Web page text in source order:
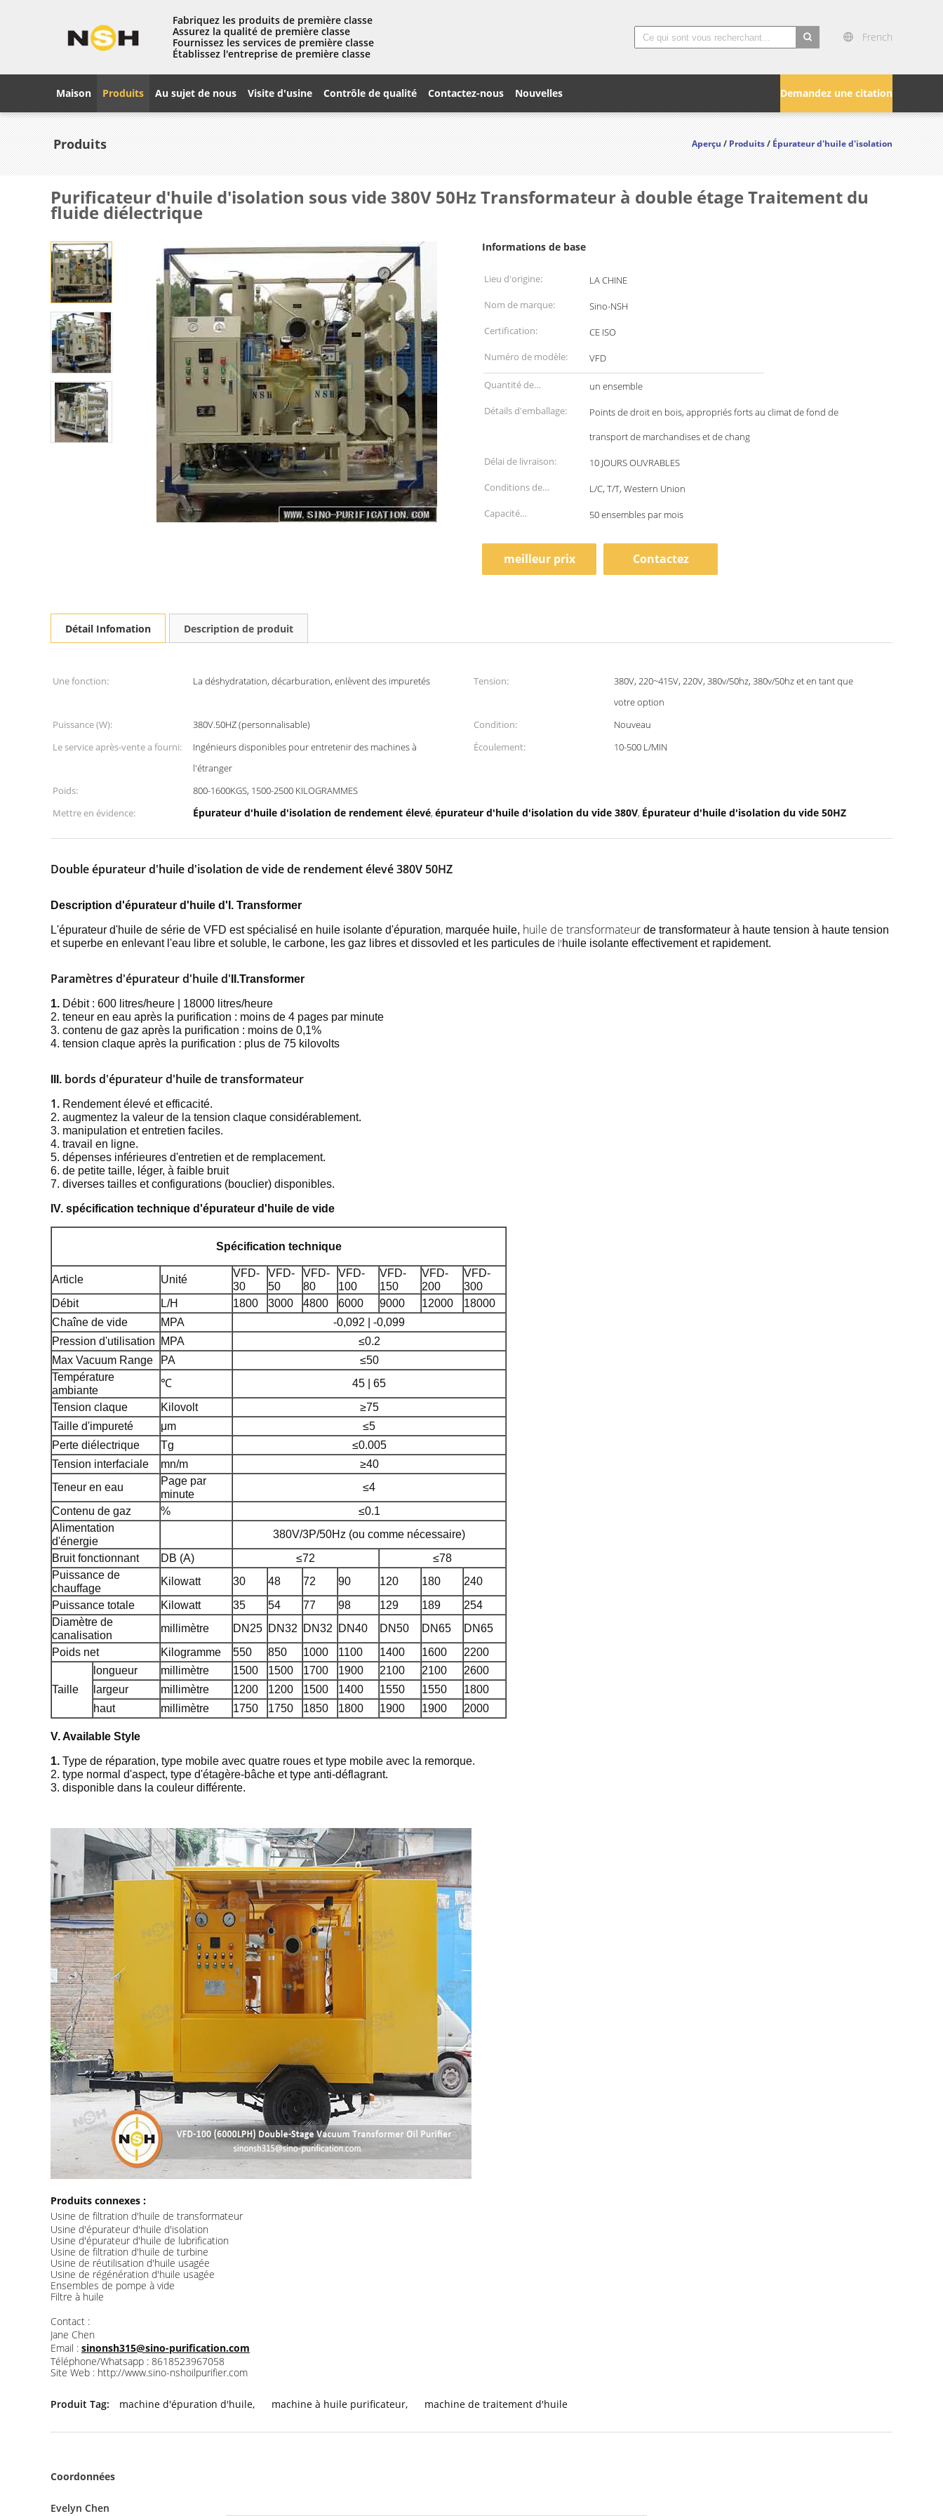
Fabriquez les produits de première classe
Assurez la qualité de première classe
Fournissez les services de première classe
Établissez l'entreprise de première classe
French
Demandez une citation
Maison Produits Au sujet de nous Visite d'usine Contrôle de qualité Contactez-nous Nouvelles
Produits Aperçu/Produits/Épurateur d'huile d'isolation
Purificateur d'huile d'isolation sous vide 380V 50Hz Transformateur à double étage Traitement du
fluide diélectrique
Informations de base
Lieu d'origine:
LA CHINE
Nom de marque:
Sino-NSH
Certification:
CE ISO
Numéro de modèle:
VFD
Quantité de
commande min:
un ensemble
Détails d'emballage:
Points de droit en bois, appropriés forts au climat de fond de
transport de marchandises et de chang
Délai de livraison:
10 JOURS OUVRABLES
Conditions de
paiement:
L/C, T/T, Western Union
Capacité
50 ensembles par mois
meilleur prix Contactez
Détail Infomation Description de produit
Une fonction: La déshydratation, décarburation, enlèvent des impuretés Tension:
380V, 220~415V, 220V, 380v/50hz, 380v/50hz et en tant que
votre option
Puissance (W):
380V.50HZ (personnalisable) Condition:
Nouveau
Le service après-vente a fourni:
Ingénieurs disponibles pour entretenir des machines à
l'étranger
Écoulement: 10-500 L/MIN
Poids:
800-1600KGS, 1500-2500 KILOGRAMMES
Mettre en évidence:
Épurateur d'huile d'isolation de rendement élevé, épurateur d'huile d'isolation du vide 380V, Épurateur d'huile d'isolation du vide 50HZ
Double épurateur d'huile d'isolation de vide de rendement élevé 380V 50HZ
Description d'épurateur d'huile d'I. Transformer
L'épurateur d'huile de série de VFD est spécialisé en huile isolante d'épuration, marquée huile, huile de transformateur de transformateur à haute tension à haute tension
et superbe en enlevant l'eau libre et soluble, le carbone, les gaz libres et dissovled et les particules de l'huile isolante effectivement et rapidement.
Paramètres d'épurateur d'huile d' II.Transformer
1. Débit : 600 litres/heure | 18000 litres/heure
2. teneur en eau après la purification : moins de 4 pages par minute
3. contenu de gaz après la purification : moins de 0,1%
4. tension claque après la purification : plus de 75 kilovolts
III. bords d'épurateur d'huile de transformateur
1. Rendement élevé et efficacité.
2. augmentez la valeur de la tension claque considérablement.
3. manipulation et entretien faciles.
4. travail en ligne.
5. dépenses inférieures d'entretien et de remplacement.
6. de petite taille, léger, à faible bruit
7. diverses tailles et configurations (bouclier) disponibles.
IV. spécification technique d'épurateur d'huile de vide
Spécification technique
Article Unité
VFD-
30
VFD-
50
VFD-
80
VFD-
100
VFD-
150
VFD-
200
VFD-
300
Débit
L/H 1800 3000 4800 6000 9000 12000
18000
Chaîne de vide
MPA
-0,092 | -0,099
Pression d'utilisation
MPA
≤0.2
Max Vacuum Range
PA
≤50
Température
ambiante
℃
45 | 65
Tension claque
Kilovolt
≥75
Taille d'impureté
μm
≤5
Perte diélectrique
Tg
≤0.005
Tension interfaciale
mn/m
≥40
Teneur en eau
Page par
minute
≤4
Contenu de gaz
%
≤0.1
Alimentation
d'énergie
380V/3P/50Hz (ou comme nécessaire)
Bruit fonctionnant
DB (A) ≤72
≤78
Puissance de
chauffage
Kilowatt 30 48 72 90 120 180
240
Puissance totale
Kilowatt 35 54 77 98 129 189
254
Diamètre de
canalisation
millimètre DN25 DN32 DN32 DN40 DN50 DN65
DN65
Poids net
Kilogramme 550 850 1000 1100 1400 1600 2200
Taille
longueur millimètre 1500 1500 1700 1900 2100 2100
2600
largeur
millimètre 1200 1200 1500 1400 1550 1550
1800
haut
millimètre 1750 1750 1850 1800 1900 1900 2000
V. Available Style
1. Type de réparation, type mobile avec quatre roues et type mobile avec la remorque.
2. type normal d'aspect, type d'étagère-bâche et type anti-déflagrant.
3. disponible dans la couleur différente.
Produits connexes :
Usine de filtration d'huile de transformateur
Usine d'épurateur d'huile d'isolation
Usine d'épurateur d'huile de lubrification
Usine de filtration d'huile de turbine
Usine de réutilisation d'huile usagée
Usine de régénération d'huile usagée
Ensembles de pompe à vide
Filtre à huile
Contact :
Jane Chen
Email : sinonsh315@sino-purification.com
Téléphone/Whatsapp : 8618523967058
Site Web : http://www.sino-nshoilpurifier.com
Produit Tag: machine d'épuration d'huile, machine à huile purificateur, machine de traitement d'huile
Coordonnées
Evelyn Chen